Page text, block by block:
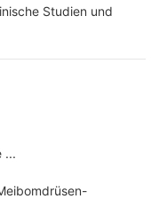
Studien und
...